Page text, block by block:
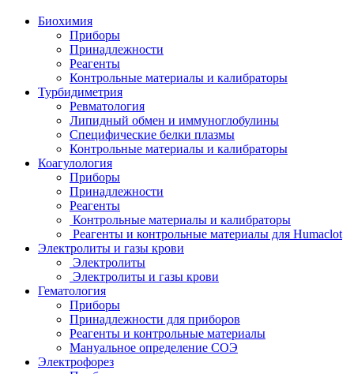
Биохимия
Приборы
Принадлежности
Реагенты
Контрольные материалы и калибраторы
Турбидиметрия
Ревматология
Липидный обмен и иммуноглобулины
Специфические белки плазмы
Контрольные материалы и калибраторы
Коагулология
Приборы
Принадлежности
Реагенты
Контрольные материалы и калибраторы
Реагенты и контрольные материалы для Humaclot
Электролиты и газы крови
Электролиты
Электролиты и газы крови
Гематология
Приборы
Принадлежности для приборов
Реагенты и контрольные материалы
Мануальное определение СОЭ
Электрофорез